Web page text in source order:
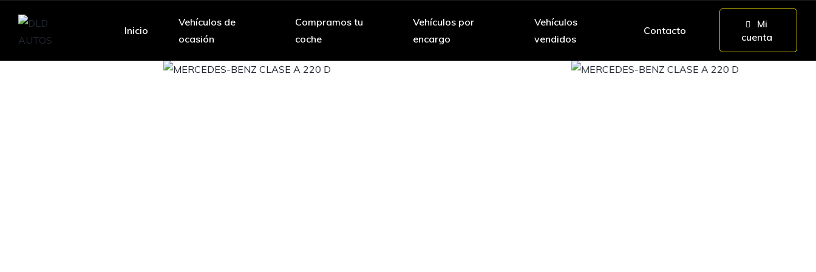
Inicio
Vehículos de
ocasión
Compramos tu
coche
Vehículos por
encargo
Vehículos
vendidos
Contacto
Mi
cuenta